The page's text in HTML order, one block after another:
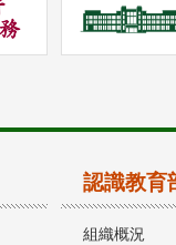
認識教育
組織概況